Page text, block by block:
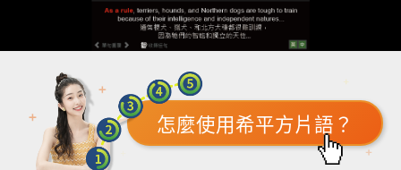
怎麼使用希平方片語？